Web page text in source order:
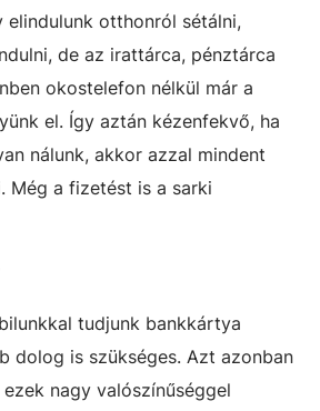
otthonról sétálni,
de az irattárca, pénztárca
okostelefon nélkül már a
el. Így aztán kézenfekvő, ha
nálunk, akkor azzal mindent
Még a fizetést is a sarki
tudjunk bankkártya
dolog is szükséges. Azt azonban
nagy valószínűséggel